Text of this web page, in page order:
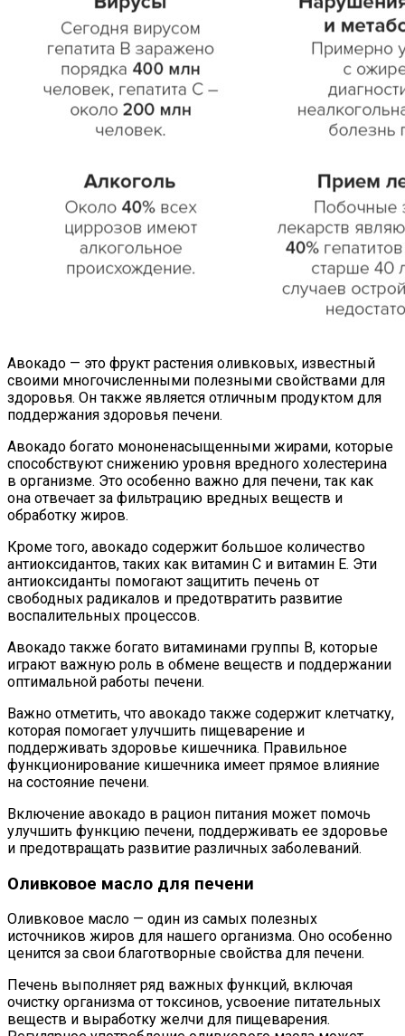
Авокадо — это фрукт растения оливковых, известный
своими многочисленными полезными свойствами для
здоровья. Он также является отличным продуктом для
поддержания здоровья печени.
Авокадо богато мононенасыщенными жирами, которые
способствуют снижению уровня вредного холестерина
в организме. Это особенно важно для печени, так как
она отвечает за фильтрацию вредных веществ и
обработку жиров.
Кроме того, авокадо содержит большое количество
антиоксидантов, таких как витамин С и витамин Е. Эти
антиоксиданты помогают защитить печень от
свободных радикалов и предотвратить развитие
воспалительных процессов.
Авокадо также богато витаминами группы В, которые
играют важную роль в обмене веществ и поддержании
оптимальной работы печени.
Важно отметить, что авокадо также содержит клетчатку,
которая помогает улучшить пищеварение и
поддерживать здоровье кишечника. Правильное
функционирование кишечника имеет прямое влияние
на состояние печени.
Включение авокадо в рацион питания может помочь
улучшить функцию печени, поддерживать ее здоровье
и предотвращать развитие различных заболеваний.
Оливковое масло для печени
Оливковое масло — один из самых полезных
источников жиров для нашего организма. Оно особенно
ценится за свои благотворные свойства для печени.
Печень выполняет ряд важных функций, включая
очистку организма от токсинов, усвоение питательных
веществ и выработку желчи для пищеварения.